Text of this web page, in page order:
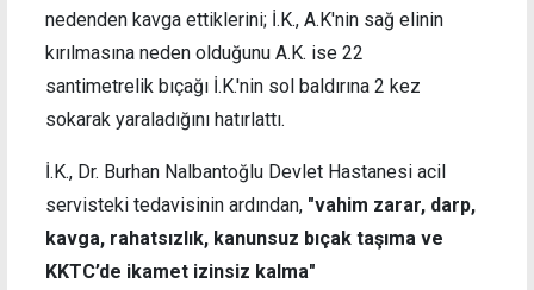
nedenden kavga ettiklerini; İ.K., A.K'nin sağ elinin
kırılmasına neden olduğunu A.K. ise 22
santimetrelik bıçağı İ.K.'nin sol baldırına 2 kez
sokarak yaraladığını hatırlattı.
İ.K., Dr. Burhan Nalbantoğlu Devlet Hastanesi acil
servisteki tedavisinin ardından, "vahim zarar, darp,
kavga, rahatsızlık, kanunsuz bıçak taşıma ve
KKTC’de ikamet izinsiz kalma"